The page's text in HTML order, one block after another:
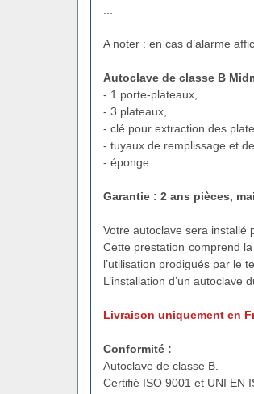
A noter : en cas d’alarme
Autoclave de classe B
- 1 porte-plateaux,
- 3 plateaux,
- clé pour extraction des
- tuyaux de remplissage et
- éponge.
Garantie : 2 ans pièces,
Votre autoclave sera installé
Cette prestation comprend
l’utilisation prodigués par le
L’installation d’un autoclave
Livraison uniquement en
Conformité :
Autoclave de classe B.
Certifié ISO 9001 et UNI EN